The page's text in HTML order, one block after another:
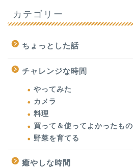
カテゴリー
ちょっとした話
チャレンジな時間
やってみた
カメラ
料理
買って＆使ってよかったもの
野菜を育てる
癒やしな時間